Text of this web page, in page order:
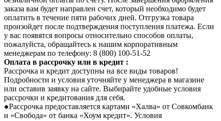
заказа вам будет направлен счет, который необходимо будет
оплатить в течение пяти рабочих дней. Отгрузка товара
произойдет после подтверждения поступления платежа. Если
у вас появятся вопросы относительно способов оплаты,
пожалуйста, обращайтесь к нашим корпоративным
менеджерам по телефону: 8 (800) 100-51-52
Оплата в рассрочку или в кредит :
Рассрочка и кредит доступны на все виды товаров!
Подробности и условия уточняйте у менеджера в магазине
или оставив заявку на сайте. Выбирайте удобные условия
рассрочки и кредитования для себя.
●Рассрочка предоставляется картами «Халва» от Совкомбанк
и «Свобода» от банка «Хоум кредит». Условия